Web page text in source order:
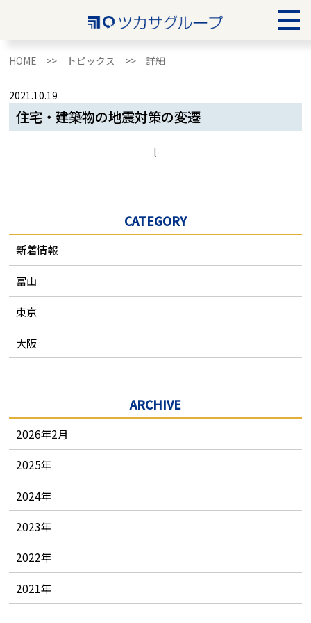
HOME >> トピックス >> 詳細
2021.10.19
住宅・建築物の地震対策の変遷
l
CATEGORY
新着情報
富山
東京
大阪
ARCHIVE
2026年2月
2025年
2024年
2023年
2022年
2021年